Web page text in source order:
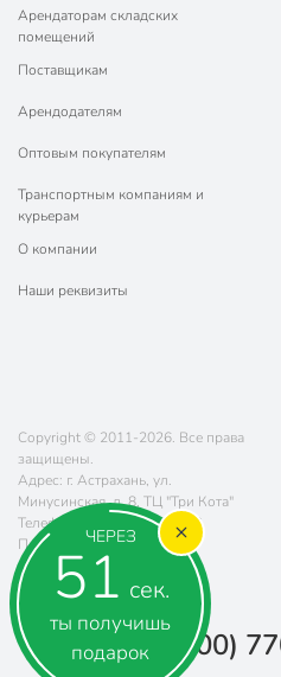
ЧЕРЕЗ
51 сек.
ты получишь
подарок
Арендаторам складских
помещений
Поставщикам
Арендодателям
Оптовым покупателям
Транспортным компаниям и
курьерам
О компании
Наши реквизиты
Copyright © 2011-2026. Все права
защищены.
Адрес: г. Астрахань, ул.
Минусинская, д. 8, ТЦ "Три Кота"
Телефон:
8 (800) 770-77-06
Почта:
sales@poryadok.ru
8 (800)